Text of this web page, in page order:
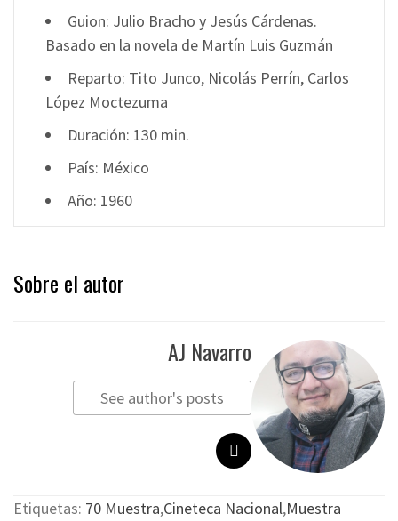
Guion: Julio Bracho y Jesús Cárdenas.
Basado en la novela de Martín Luis Guzmán
Reparto: Tito Junco, Nicolás Perrín, Carlos
López Moctezuma
Duración: 130 min.
País: México
Año: 1960
Sobre el autor
AJ Navarro
See author's posts
Etiquetas: 70 Muestra,Cineteca Nacional,Muestra